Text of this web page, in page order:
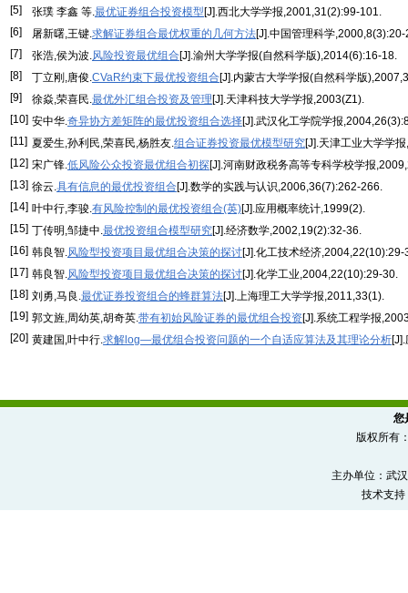
[5]
张璞 李鑫 等.最优证券组合投资模型[J].西北大学学报,2001,31(2):99-101.
[6]
屠新曙,王键.求解证券组合最优权重的几何方法[J].中国管理科学,2000,8(3):20-
[7]
张浩,侯为波.风险投资最优组合[J].渝州大学学报(自然科学版),2014(6):16-18.
[8]
丁立刚,唐俊.CVaR约束下最优投资组合[J].内蒙古大学学报(自然科学版
[9]
徐焱,荣喜民.最优外汇组合投资及管理[J].天津科技大学学报,2003(Z1).
[10] 安中华.奇异协方差矩阵的最优投资组合选择[J].武汉化工学院学报
[11] 夏爱生,孙利民,荣喜民,杨胜友.组合证券投资最优模型研究[J].天津工业大学学
[12] 宋广锋.低风险公众投资最优组合初探[J].河南财政税务高等专科学校学报
[13] 徐云.具有信息的最优投资组合[J].数学的实践与认识,2006,36(7):262-266.
[14] 叶中行,李骏.有风险控制的最优投资组合(英)[J].应用概率统计,1999(2).
[15] 丁传明,邹捷中.最优投资组合模型研究[J].经济数学,2002,19(2):32-36.
[16] 韩良智.风险型投资项目最优组合决策的探讨[J].化工技术经济,2004,22(10):29-
[17] 韩良智.风险型投资项目最优组合决策的探讨[J].化学工业,2004,22(10):29-30.
[18] 刘勇,马良.最优证券投资组合的蜂群算法[J].上海理工大学学报,2011,33(1).
[19] 郭文旌,周幼英,胡奇英.带有初始风险证券的最优组合投资[J].系统工程学报
[20] 黄建国,叶中行.求解log—最优组合投资问题的一个自适应算法及其理论分析
您
版权所有
主办单位：武
技术支持